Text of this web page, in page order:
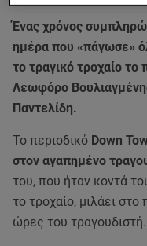
Ένας χρόνος
ημέρα που «πάγωσε»
το τραγικό τροχαίο
Λεωφόρο
Παντελίδη.
Το περιοδικό Down
στον αγαπημένο
του, που ήταν κοντά
το τροχαίο, μιλάει στο
ώρες του τραγουδιστή.